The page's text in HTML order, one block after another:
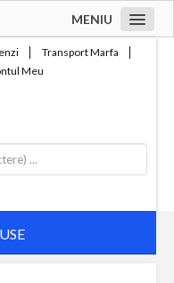
MENIU
Transport Marfa
Meu